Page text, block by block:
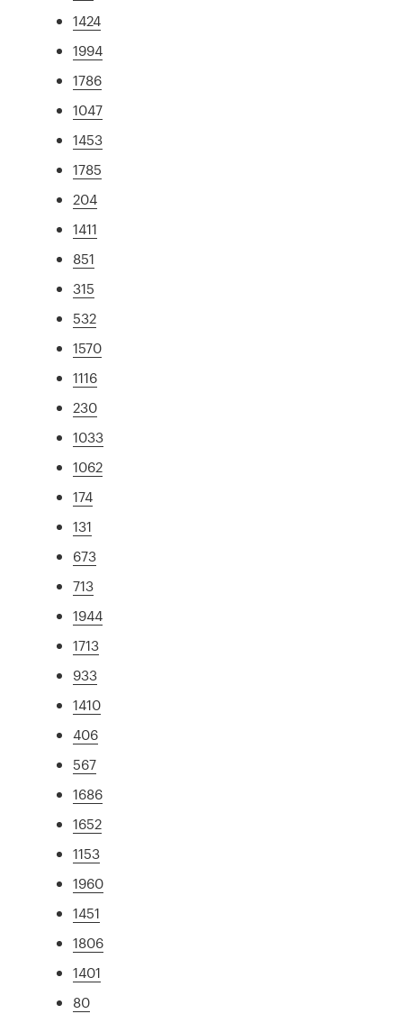
1424
1994
1786
1047
1453
1785
204
1411
851
315
532
1570
1116
230
1033
1062
174
131
673
713
1944
1713
933
1410
406
567
1686
1652
1153
1960
1451
1806
1401
80